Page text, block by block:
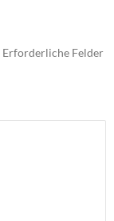
Erforderliche Felder